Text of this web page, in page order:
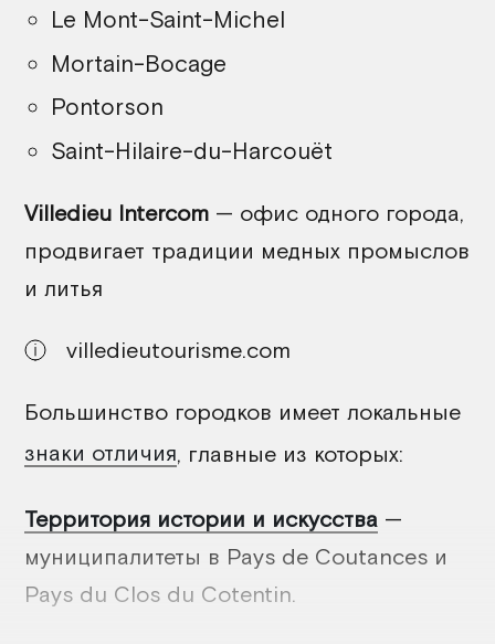
Le Mont-Saint-Michel
Mortain-Bocage
Pontorson
Saint-Hilaire-du-Harcouët
Villedieu Intercom — офис одного города,
продвигает традиции медных промыслов
и литья
villedieutourisme.com
Большинство городков имеет локальные
знаки отличия , главные из которых:
Территория истории и искусства —
муниципалитеты в Pays de Coutances и
Pays du Clos du Cotentin.